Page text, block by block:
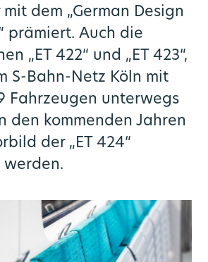
dem „German Design
prämiert. Auch die
„ET 422“ und „ET 423“,
S-Bahn-Netz Köln mit
Fahrzeugen unterwegs
den kommenden Jahren
der „ET 424“
werden.